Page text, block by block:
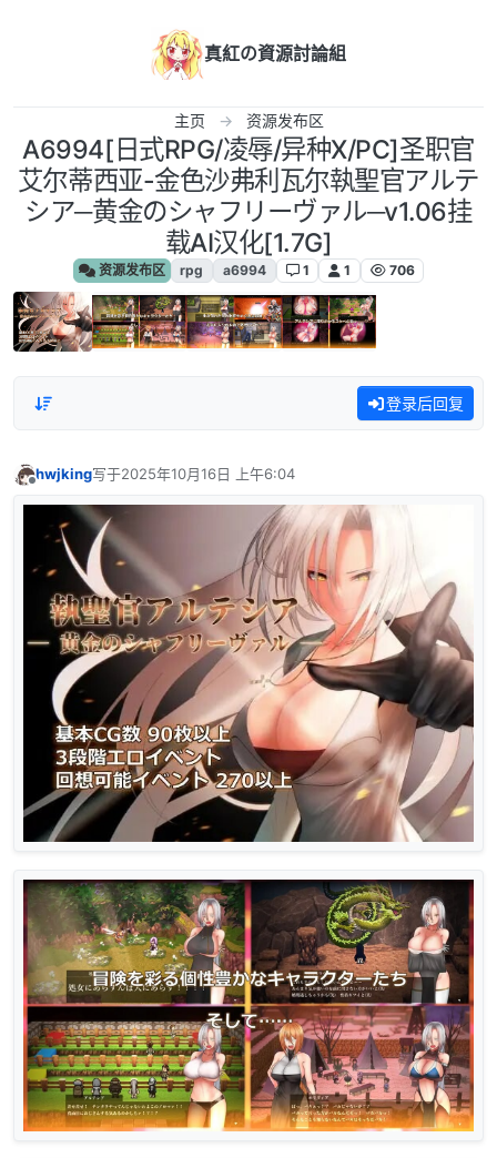
真紅の資源討論組
主页 资源发布区
A6994[日式RPG/凌辱/异种X/PC]圣职官
艾尔蒂西亚-金色沙弗利瓦尔執聖官アルテ
シア─黄金のシャフリーヴァル─v1.06挂
载AI汉化[1.7G]
资源发布区 rpg a6994 1 1 706
登录后回复
hwjking写于2025年10月16日 上午6:04
最后由 编辑